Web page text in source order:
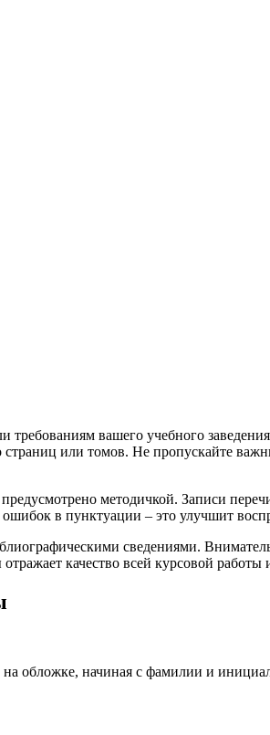
вашего учебного
или томов. Не пропускайте
методичкой. Записи
в пунктуации – это улучшит
сведениями.
качество всей курсовой
начиная с фамилии и